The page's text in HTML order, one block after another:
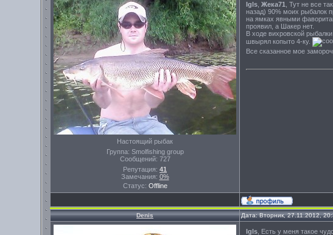
Настоящий рыбак
Группа: Smolfishing group
Сообщений: 727
Репутация: 41
Замечания: 0%
Статус: Offline
Igls Жека71
, Тут не все
назад) 90% моих рыбалок
на ямках явными
проявил, а Шакер нет.
В ходе вихровской
швырял копыто 4-ку.
Все сказанное мое
Denis Дата: Вторник, 27.11.2012,
Igls , Есть у меня такое